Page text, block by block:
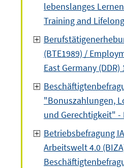
lebenslanges
Training and
(BTE1989) /
East Germany (DDR)
"Bonuszahlungen,
und Gerechtigkeit" -
Betriebsbefragung
Arbeitswelt 4.0